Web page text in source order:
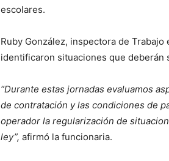
escolares.
Ruby González, inspectora de
identificaron situaciones que
“Durante estas jornadas evaluamos
de contratación y las condiciones de
operador la regularización de
ley”, afirmó la funcionaria.